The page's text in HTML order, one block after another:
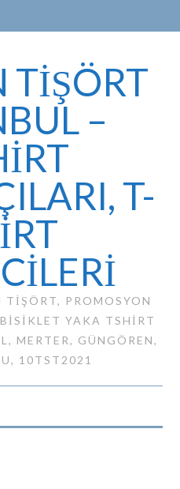
TİŞÖRT
–
T-
TIŞÖRT, PROMOSYON
YAKA TSHIRT
MERTER, GÜNGÖREN,
10TST2021